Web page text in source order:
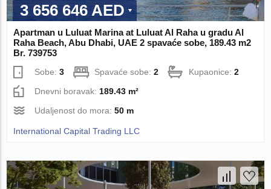
3 656 646 AED
Apartman u Luluat Marina at Luluat Al Raha u gradu Al
Raha Beach, Abu Dhabi, UAE 2 spavaće sobe, 189.43 m2
Br. 739753
Sobe:3 Spavaće sobe:2 Kupaonice:2
Dnevni boravak: 189.43 m²
Udaljenost do mora:50 m
International Capital Trading LLC